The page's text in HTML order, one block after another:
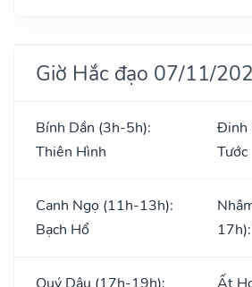
Giờ Hắc đạo 07/11/
Bính Dần (3h-5h):
Thiên Hình
Đinh
Tước
Canh Ngọ (11h-13h):
Bạch Hổ